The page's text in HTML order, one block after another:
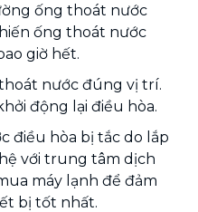
ống thoát nước
ống thoát nước
giờ hết.
nước đúng vị trí.
động lại điều hòa.
điều hòa bị tắc do lắp
với trung tâm dịch
máy lạnh để đảm
bị tốt nhất.